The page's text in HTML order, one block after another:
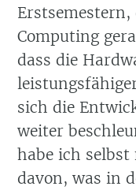
Erstsemestern,
Computing
dass die
sich die
weiter
habe ich
davon, was in